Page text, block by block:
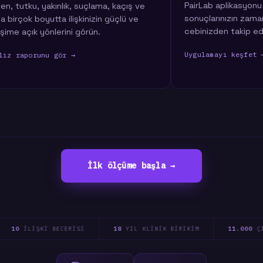
PairLab aplikasyonu ile tüm test
sonuçlarınızın zaman içindeki değişimini
cebinizden takip edin.
Uygulamayı keşfet →
geçin.
anki
İlk ölçüme başla →
ILIŞKI BECERISI YIL KLINIK BIRIKIM 11.000ÇIFT